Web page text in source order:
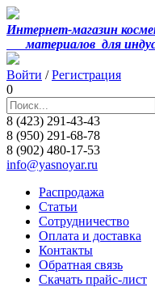
Интернет-магазин
материалов для
Войти /Регистрация
0
8 (423) 291-43-43
8 (950) 291-68-78
8 (902) 480-17-53
info@yasnoyar.ru
Распродажа
Статьи
Сотрудничество
Оплата и доставка
Контакты
Обратная связь
Скачать прайс-лист